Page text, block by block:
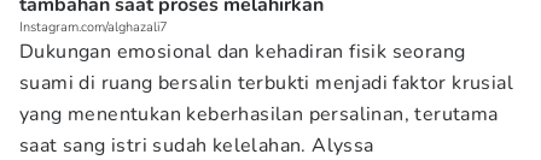
Instagram.com/alghazali7
Dukungan emosional dan kehadiran fisik seorang
suami di ruang bersalin terbukti menjadi faktor krusial
yang menentukan keberhasilan persalinan, terutama
saat sang istri sudah kelelahan. Alyssa